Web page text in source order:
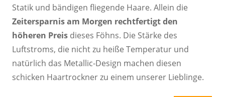
Statik und bändigen fliegende Haare. Allein die
Zeitersparnis am Morgen rechtfertigt den
höheren Preis dieses Föhns. Die Stärke des
Luftstroms, die nicht zu heiße Temperatur und
natürlich das Metallic-Design machen diesen
schicken Haartrockner zu einem unserer Lieblinge.